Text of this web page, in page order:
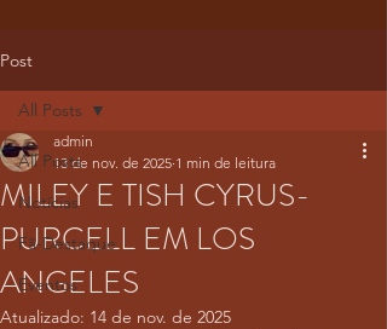
Post
All Posts
Notícias
Fã-Destaque
Eventos
All Posts
MILEY E TISH CYRUS-
PURCELL EM LOS
ANGELES
admin
13 de nov. de 2025 1 min de leitura
Atualizado: 14 de nov. de 2025